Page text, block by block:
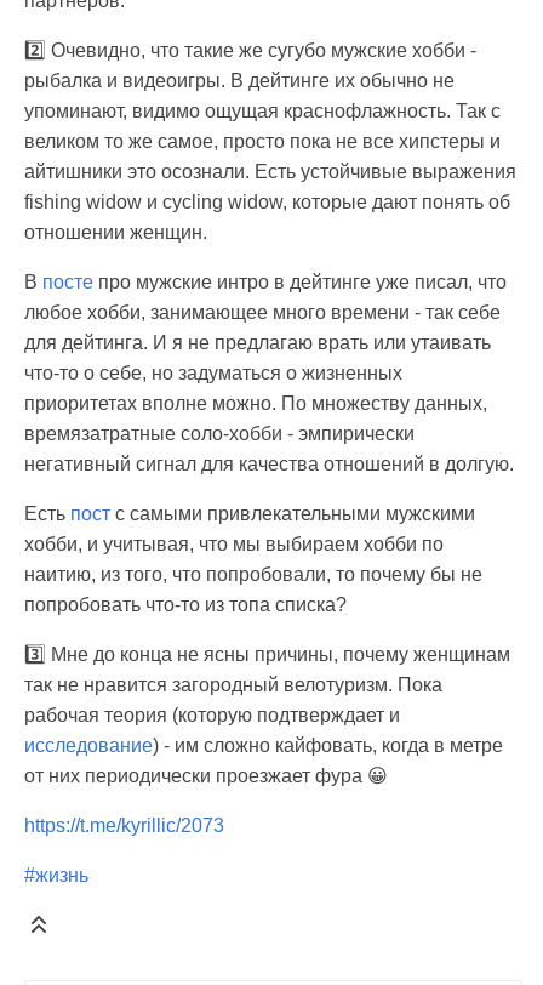
2️⃣ Очевидно, что такие же сугубо мужские хобби -
рыбалка и видеоигры. В дейтинге их обычно не
упоминают, видимо ощущая краснофлажность. Так с
великом то же самое, просто пока не все хипстеры и
айтишники это осознали. Есть устойчивые выражения
fishing widow и cycling widow, которые дают понять об
отношении женщин.
В посте про мужские интро в дейтинге уже писал, что
любое хобби, занимающее много времени - так себе
для дейтинга. И я не предлагаю врать или утаивать
что-то о себе, но задуматься о жизненных
приоритетах вполне можно. По множеству данных,
времязатратные соло-хобби - эмпирически
негативный сигнал для качества отношений в долгую.
Есть пост с самыми привлекательными мужскими
хобби, и учитывая, что мы выбираем хобби по
наитию, из того, что попробовали, то почему бы не
попробовать что-то из топа списка?
3️⃣ Мне до конца не ясны причины, почему женщинам
так не нравится загородный велотуризм. Пока
рабочая теория (которую подтверждает и
исследование) - им сложно кайфовать, когда в метре
от них периодически проезжает фура 😀
https://t.me/kyrillic/2073
#жизнь